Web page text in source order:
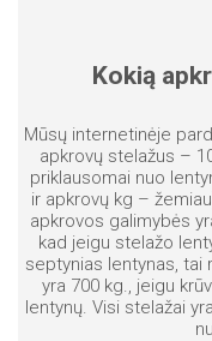
Kokią
Mūsų internetinėje
apkrovų stelažus –
priklausomai nuo
ir apkrovų kg –
apkrovos galimybės
kad jeigu stelažo
septynias lentynas, tai
yra 700 kg., jeigu
lentynų. Visi stelažai